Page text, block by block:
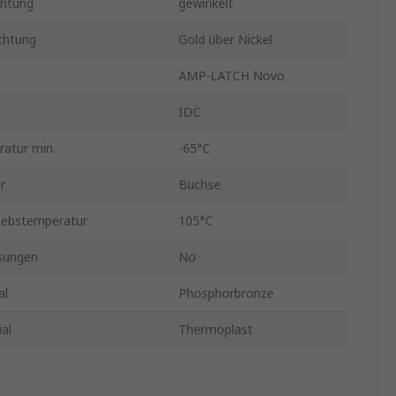
Gold über Nickel
AMP-LATCH Novo
IDC
min. -65°C
Buchse
105°C
No
Phosphorbronze
Thermoplast